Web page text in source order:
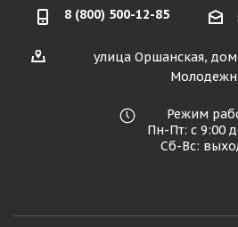
8 (800) 500-12-85
улица Оршанская,
Режим
Пн-Пт: с 9:00
Сб-Вс: